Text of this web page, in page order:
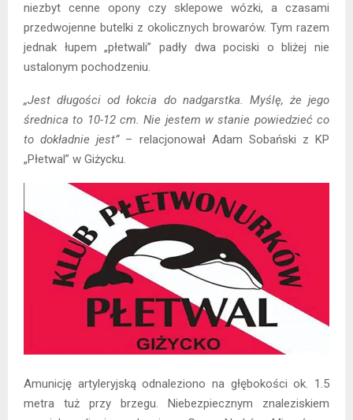
niezbyt cenne opony czy sklepowe wózki, a czasami
przedwojenne butelki z okolicznych browarów. Tym razem
jednak łupem „płetwali” padły dwa pociski o bliżej nie
ustalonym pochodzeniu.
„Jest długości od łokcia do nadgarstka. Myślę, że jego
średnica to 10-12 cm. Nie jestem w stanie powiedzieć co
to dokładnie jest”– relacjonował Adam Sobański z KP
„Płetwal” w Giżycku.
Amunicję artyleryjską odnaleziono na głębokości ok. 1.5
metra tuż przy brzegu. Niebezpiecznym znaleziskiem